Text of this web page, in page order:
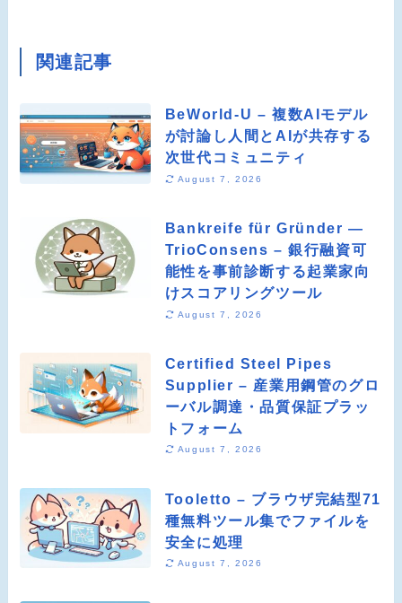
関連記事
BeWorld-U – 複数AIモデル
が討論し人間とAIが共存する
次世代コミュニティ
August 7, 2026
Bankreife für Gründer —
TrioConsens – 銀行融資可
能性を事前診断する起業家向
けスコアリングツール
August 7, 2026
Certified Steel Pipes
Supplier – 産業用鋼管のグロ
ーバル調達・品質保証プラッ
トフォーム
August 7, 2026
Tooletto – ブラウザ完結型71
種無料ツール集でファイルを
安全に処理
August 7, 2026